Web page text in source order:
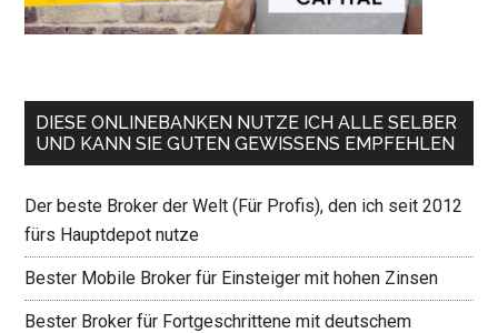
DIESE ONLINEBANKEN NUTZE ICH ALLE SELBER
UND KANN SIE GUTEN GEWISSENS EMPFEHLEN
Der beste Broker der Welt (Für Profis), den ich seit 2012
fürs Hauptdepot nutze
Bester Mobile Broker für Einsteiger mit hohen Zinsen
Bester Broker für Fortgeschrittene mit deutschem